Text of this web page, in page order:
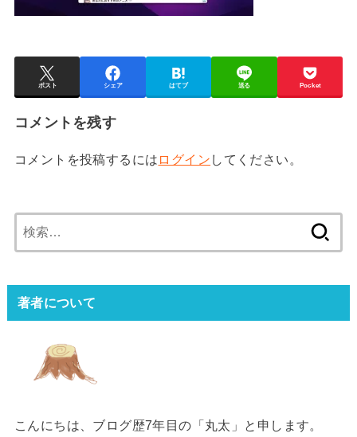
ポスト シェア はてブ 送る Pocket
コメントを残す
コメントを投稿するには ログイン してください。
索:
著者について
こんにちは、ブログ歴7年目の「丸太」と申します。